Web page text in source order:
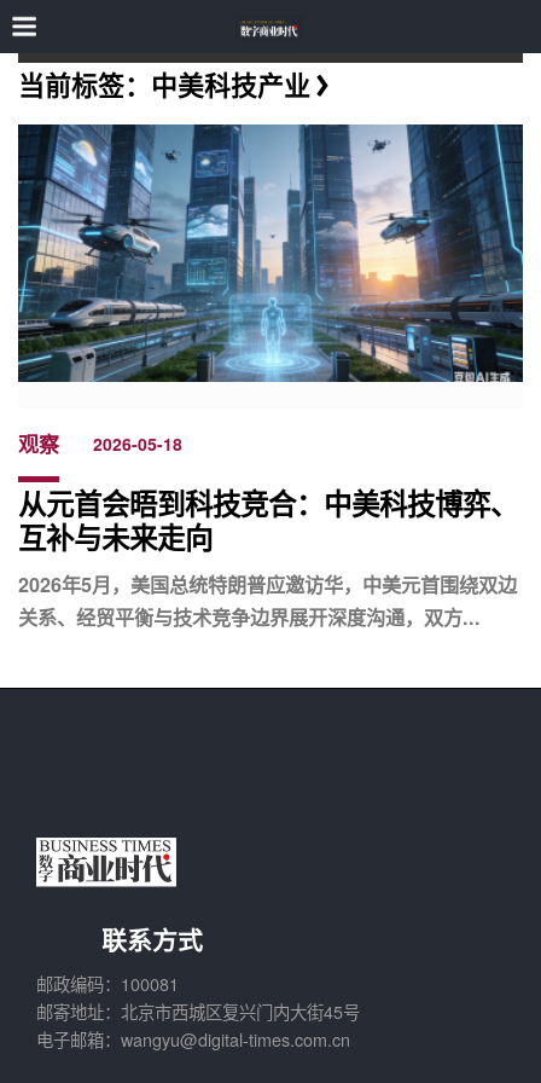
当前标签：中美科技产业
观察 2026-05-18
从元首会晤到科技竞合：中美科技博弈、
互补与未来走向
2026年5月，美国总统特朗普应邀访华，中美元首围绕双边
关系、经贸平衡与技术竞争边界展开深度沟通，双方...
联系方式
邮政编码：100081
邮寄地址：北京市西城区复兴门内大街45号
电子邮箱：wangyu@digital-times.com.cn